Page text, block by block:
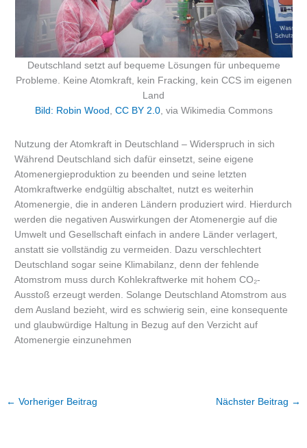
Deutschland setzt auf bequeme Lösungen für unbequeme
Probleme. Keine Atomkraft, kein Fracking, kein CCS im eigenen
Land
Bild: Robin Wood CC BY 2.0, via Wikimedia Commons
Nutzung der Atomkraft in Deutschland – Widerspruch in sich
Während Deutschland sich dafür einsetzt, seine eigene
Atomenergieproduktion zu beenden und seine letzten
Atomkraftwerke endgültig abschaltet, nutzt es weiterhin
Atomenergie, die in anderen Ländern produziert wird. Hierdurch
werden die negativen Auswirkungen der Atomenergie auf die
Umwelt und Gesellschaft einfach in andere Länder verlagert,
anstatt sie vollständig zu vermeiden. Dazu verschlechtert
Deutschland sogar seine Klimabilanz, denn der fehlende
Atomstrom muss durch Kohlekraftwerke mit hohem CO₂-
Ausstoß erzeugt werden. Solange Deutschland Atomstrom aus
dem Ausland bezieht, wird es schwierig sein, eine konsequente
und glaubwürdige Haltung in Bezug auf den Verzicht auf
Atomenergie einzunehmen
← Vorheriger Beitrag Nächster Beitrag →